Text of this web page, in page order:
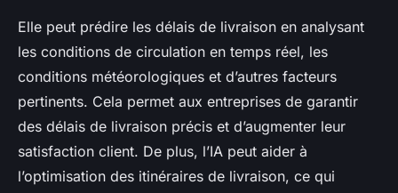
Elle peut prédire les délais de livraison en analysant
les conditions de circulation en temps réel, les
conditions météorologiques et d’autres facteurs
pertinents. Cela permet aux entreprises de garantir
des délais de livraison précis et d’augmenter leur
satisfaction client. De plus, l’IA peut aider à
l’optimisation des itinéraires de livraison, ce qui